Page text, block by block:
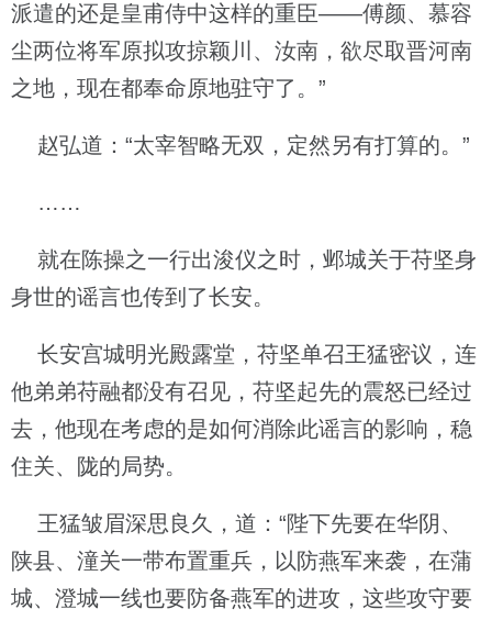
派遣的还是皇甫侍中这样的重臣——傅颜、慕容
尘两位将军原拟攻掠颖川、汝南，欲尽取晋河南
之地，现在都奉命原地驻守了。”
赵弘道：“太宰智略无双，定然另有打算的。”
……
就在陈操之一行出浚仪之时，邺城关于苻坚身
身世的谣言也传到了长安。
长安宫城明光殿露堂，苻坚单召王猛密议，连
他弟弟苻融都没有召见，苻坚起先的震怒已经过
去，他现在考虑的是如何消除此谣言的影响，稳
住关、陇的局势。
王猛皱眉深思良久，道：“陛下先要在华阴、
陕县、潼关一带布置重兵，以防燕军来袭，在蒲
城、澄城一线也要防备燕军的进攻，这些攻守要